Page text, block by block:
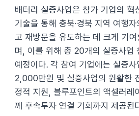
배터리 실증사업은 참가 기업의 혁
기술을 통해 충북·경북 지역 여행
고 재방문을 유도하는 데 크게 기여
며, 이를 위해 총 20개의 실증사업
예정이다. 각 참여 기업에는 실증
2,000만원 및 실증사업의 원활한
정적 지원, 블루포인트의 액셀러레
께 후속투자 연결 기회까지 제공된